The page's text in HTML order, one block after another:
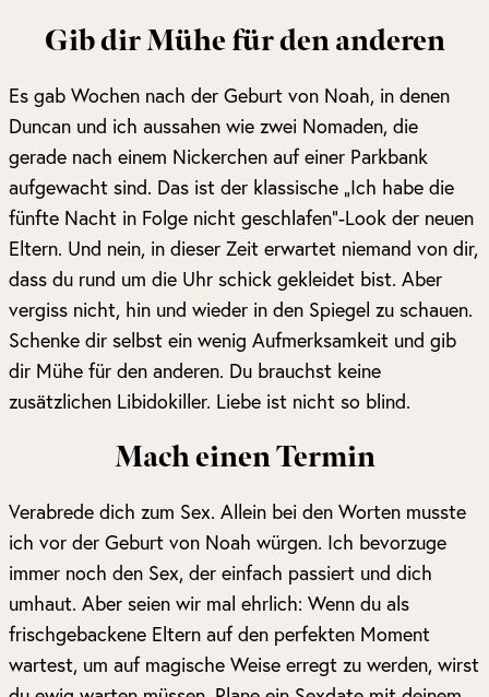
Gib dir Mühe für den anderen
Es gab Wochen nach der Geburt von Noah, in denen
Duncan und ich aussahen wie zwei Nomaden, die
gerade nach einem Nickerchen auf einer Parkbank
aufgewacht sind. Das ist der klassische „Ich habe die
fünfte Nacht in Folge nicht geschlafen“-Look der neuen
Eltern. Und nein, in dieser Zeit erwartet niemand von dir,
dass du rund um die Uhr schick gekleidet bist. Aber
vergiss nicht, hin und wieder in den Spiegel zu schauen.
Schenke dir selbst ein wenig Aufmerksamkeit und gib
dir Mühe für den anderen. Du brauchst keine
zusätzlichen Libidokiller. Liebe ist nicht so blind.
Mach einen Termin
Verabrede dich zum Sex. Allein bei den Worten musste
ich vor der Geburt von Noah würgen. Ich bevorzuge
immer noch den Sex, der einfach passiert und dich
umhaut. Aber seien wir mal ehrlich: Wenn du als
frischgebackene Eltern auf den perfekten Moment
wartest, um auf magische Weise erregt zu werden, wirst